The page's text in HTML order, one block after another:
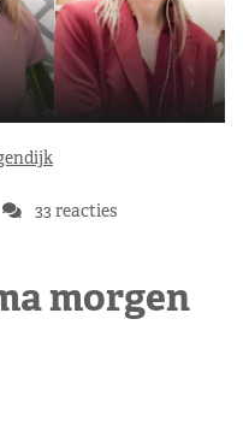
33 reacties
morgen